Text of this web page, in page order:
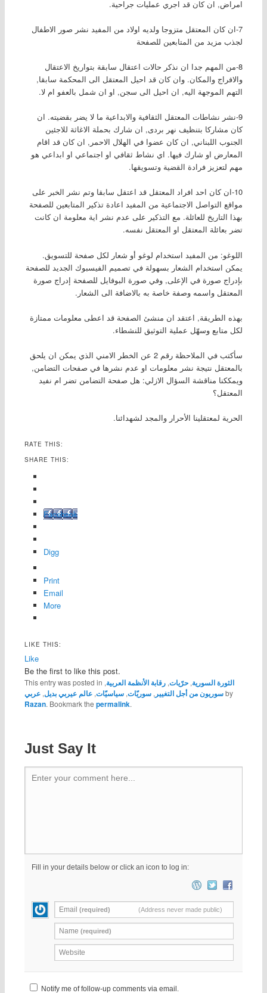
امراض, ان كان قد اجري عمليات جراحية.
7-ان كان المعتقل متزوجا ولديه اولاد من المفيد نشر صور الاطفال
لجذب مزيد من المتابعين للصفحة
8-من المهم جدا ان نذكر حالات اعتقال سابقة بتواريخ الاعتقال
والافراج والمكان. وان كان قد احيل المعتقل الى المحكمة سابقا,
التهم الموجهة اليه, ان احيل الى سجن, او ان شمل بالعفو ام لا.
9-نشر نشاطات المعتقل الثقافية والابداعية ما لا يضر بقضيته. ان
كان مشاركا بتنظيف نهر بردى, ان شارك بحملة الاغاثة للاجئين
الجنوب اللبناني, ان كان عضوا في الهلال الاحمر, ان كان قد اقام
المعارض او شارك فيها. اي نشاط ثقافي او اجتماعي او ابداعي هو
مهم لتعزيز فرادة القضية وتسويقها.
10-ان كان احد افراد المعتقل قد اعتقل سابقا وتم نشر الخبر على
مواقع التواصل الاجتماعية من المفيد اعادة تذكير المتابعين للصفحة
بهذا التاريخ للعائلة. مع التذكير على عدم نشر اية معلومة ان كانت
تضر بعائلة المعتقل او المعتقل نفسه.
اللوغو: من المفيد استخدام لوغو أو شعار لكل صفحة للتسويق.
يمكن استخدام الشعار بسهولة في تصميم الفيسبوك الجديد للصفحة
بإدراج صورة في الإعلى, وفي صورة البوفايل للصفحة إدراج صورة
المعتقل واسمه وصفة خاصة به بالاضافة الى الشعار.
بهذه الطريقة, اعتقد ان منشئ الصفحة قد اعطى معلومات ممتازة
لكل متابع وسهّل عملية التوثيق للنشطاء.
سأكتب في الملاحظة رقم 2 عن الخطر الامني الذي يمكن ان يلحق
بالمعتقل نتيجة نشر معلومات او عدم نشرها في صفحات التضامن,
ويمككنا مناقشة السؤال الازلي: هل صفحة التضامن تضر ام نفيد
المعتقل؟
الحرية لمعتقلينا الأحرار والمجد لشهدائنا.
RATE THIS:
SHARE THIS:
Facebook
Digg
Print
Email
More
LIKE THIS:
Like
Be the first to like this post.
This entry was posted in الثورة السورية,حرّيات,رقابة الأنظمة العربية,
سوريون من أجل التغيير,سوريّات,سياسيّات,عالم عيربي بديل,عربي by
Razan. Bookmark the permalink.
Just Say It
Enter your comment here...
Fill in your details below or click an icon to log in:
Email (required) (Address never made public)
Name (required)
Website
Notify me of follow-up comments via email.